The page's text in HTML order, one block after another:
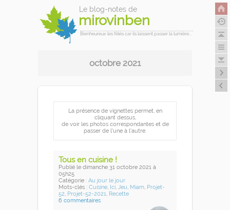
Le blog-notes de
mirovinben
Bienheureux les fêlés car ils laissent passer la lumière...
octobre 2021
La présence de vignettes permet, en
cliquant dessus,
de voir les photos correspondantes et de
passer de l'une à l'autre.
Tous en cuisine !
Publié le dimanche 31 octobre 2021 à
05h25
Catégorie : Au jour le jour
Mots-clés : Cuisine, Ici, Jeu, Miam, Projet-
52, Projet-52-2021, Recette
6 commentaires